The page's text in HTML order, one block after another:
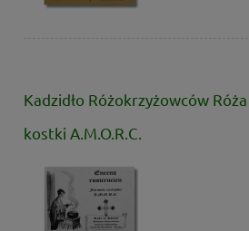
Kadzidło Różokrzyżowców
kostki A.M.O.R.C.